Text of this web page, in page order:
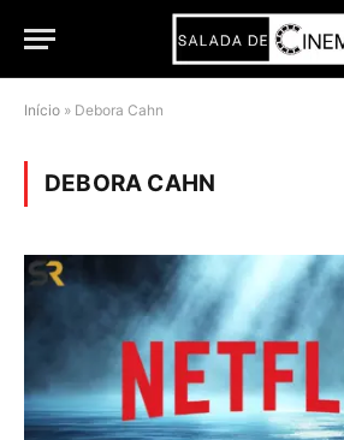
Início » Debora Cahn
DEBORA CAHN